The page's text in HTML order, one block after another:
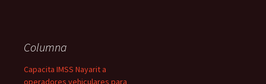
Columna
Capacita IMSS Nayarit a
operadores vehiculares para